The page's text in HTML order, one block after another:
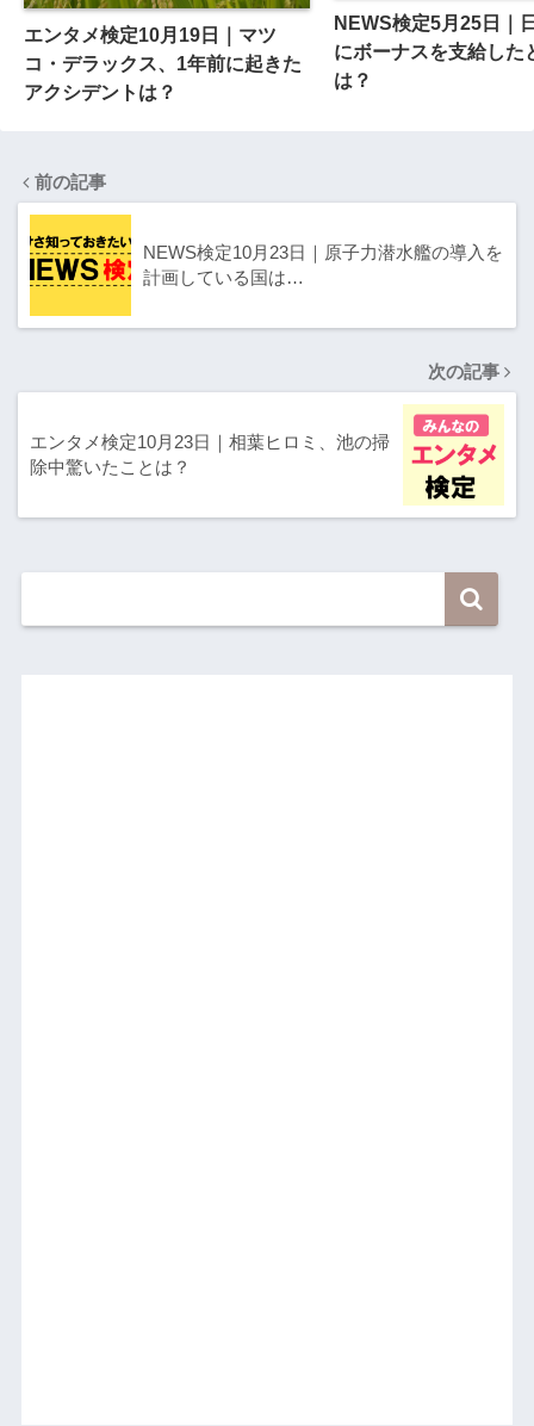
エンタメ検定10月19日｜マツ
コ・デラックス、1年前に起きた
アクシデントは？
NEWS検定5月25日｜
にボーナスを支給した
は？
前の記事
NEWS検定10月23日｜原子力潜水艦の導入を
計画している国は…
次の記事
エンタメ検定10月23日｜相葉ヒロミ、池の掃
除中驚いたことは？